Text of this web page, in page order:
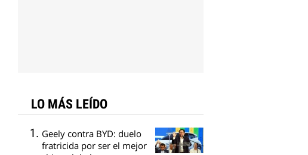
LO MÁS LEÍDO
Geely contra BYD: duelo
fratricida por ser el mejor